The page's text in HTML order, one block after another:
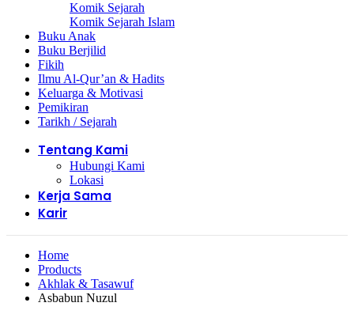
Komik Sejarah
Komik Sejarah Islam
Buku Anak
Buku Berjilid
Fikih
Ilmu Al-Qur’an & Hadits
Keluarga & Motivasi
Pemikiran
Tarikh / Sejarah
Tentang Kami
Hubungi Kami
Lokasi
Kerja Sama
Karir
Home
Products
Akhlak & Tasawuf
Asbabun Nuzul